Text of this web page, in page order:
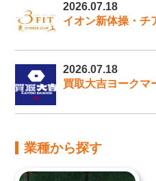
2026.07.18
イオン新体操・チ
2026.07.18
買取大吉ヨークマ
業種から探す